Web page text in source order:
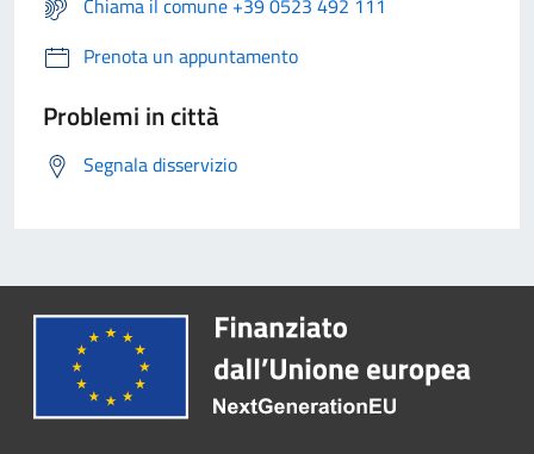
Chiama il comune +39 0523 492 111
Prenota un appuntamento
Problemi in città
Segnala disservizio